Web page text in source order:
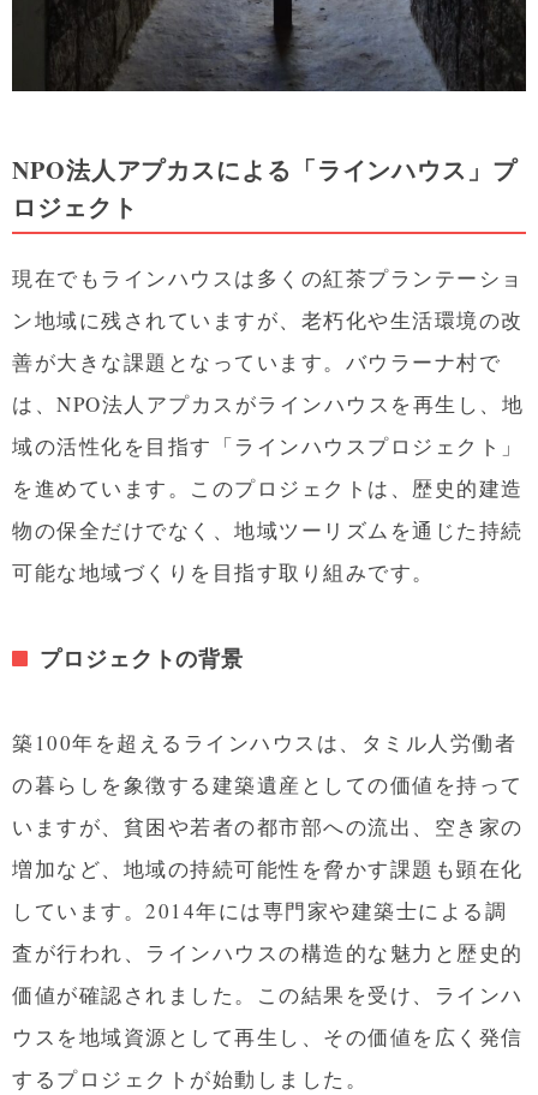
NPO法人アプカスによる「ラインハウス」プ
ロジェクト
現在でもラインハウスは多くの紅茶プランテーショ
ン地域に残されていますが、老朽化や生活環境の改
善が大きな課題となっています。バウラーナ村で
は、NPO法人アプカスがラインハウスを再生し、地
域の活性化を目指す「ラインハウスプロジェクト」
を進めています。このプロジェクトは、歴史的建造
物の保全だけでなく、地域ツーリズムを通じた持続
可能な地域づくりを目指す取り組みです。
プロジェクトの背景
築100年を超えるラインハウスは、タミル人労働者
の暮らしを象徴する建築遺産としての価値を持って
いますが、貧困や若者の都市部への流出、空き家の
増加など、地域の持続可能性を脅かす課題も顕在化
しています。2014年には専門家や建築士による調
査が行われ、ラインハウスの構造的な魅力と歴史的
価値が確認されました。この結果を受け、ラインハ
ウスを地域資源として再生し、その価値を広く発信
するプロジェクトが始動しました。